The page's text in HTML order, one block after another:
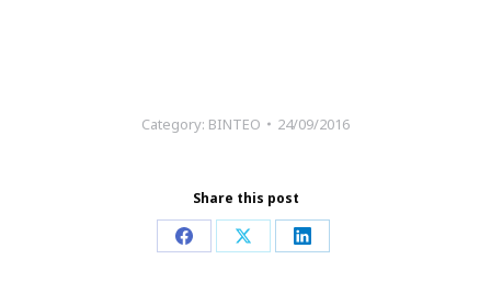
Category: ΒΙΝΤΕΟ 24/09/2016
Share this post
Share Share Share